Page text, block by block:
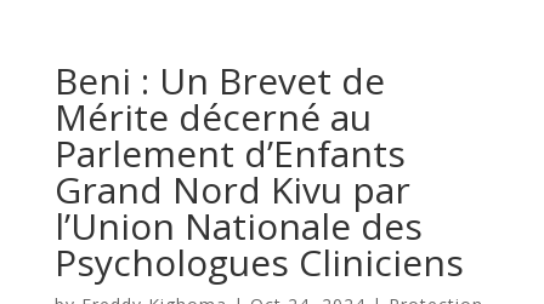
Beni : Un Brevet de
Mérite décerné au
Parlement d’Enfants
Grand Nord Kivu par
l’Union Nationale des
Psychologues Cliniciens